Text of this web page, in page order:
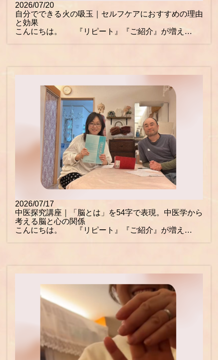
2026/07/20
自分でできる火の吸玉｜セルフケアにおすすめの理由
と効果
こんにちは。 『リピート』『ご紹介』が増え…
2026/07/17
中医探究講座｜「脳とは」を54字で表現。中医学から
考える脳と心の関係
こんにちは。 『リピート』『ご紹介』が増え…